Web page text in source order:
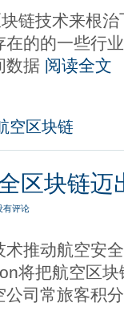
链技术来根
在的的一些行
数据 阅读全文
空区块链
区块链迈
有评论
术推动航空安
将把航空区
司常旅客积